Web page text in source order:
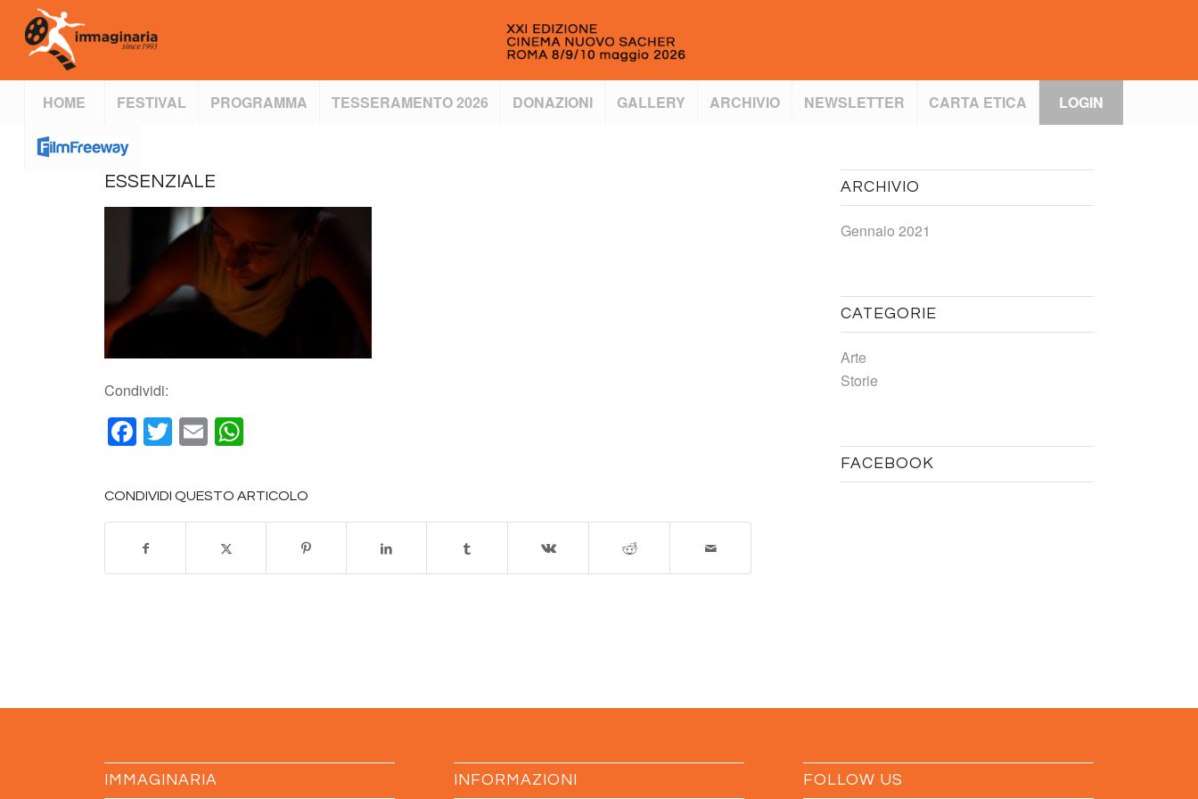
HOME FESTIVAL PROGRAMMA TESSERAMENTO 2026 DONAZIONI GALLERY ARCHIVIO NEWSLETTER CARTA ETICA LOGIN
ESSENZIALE
Condividi:
Facebook
Twitter
Email
CONDIVIDI QUESTO ARTICOLO
ARCHIVIO
Gennaio 2021
CATEGORIE
Arte
Storie
FACEBOOK
IMMAGINARIA INFORMAZIONI FOLLOW US